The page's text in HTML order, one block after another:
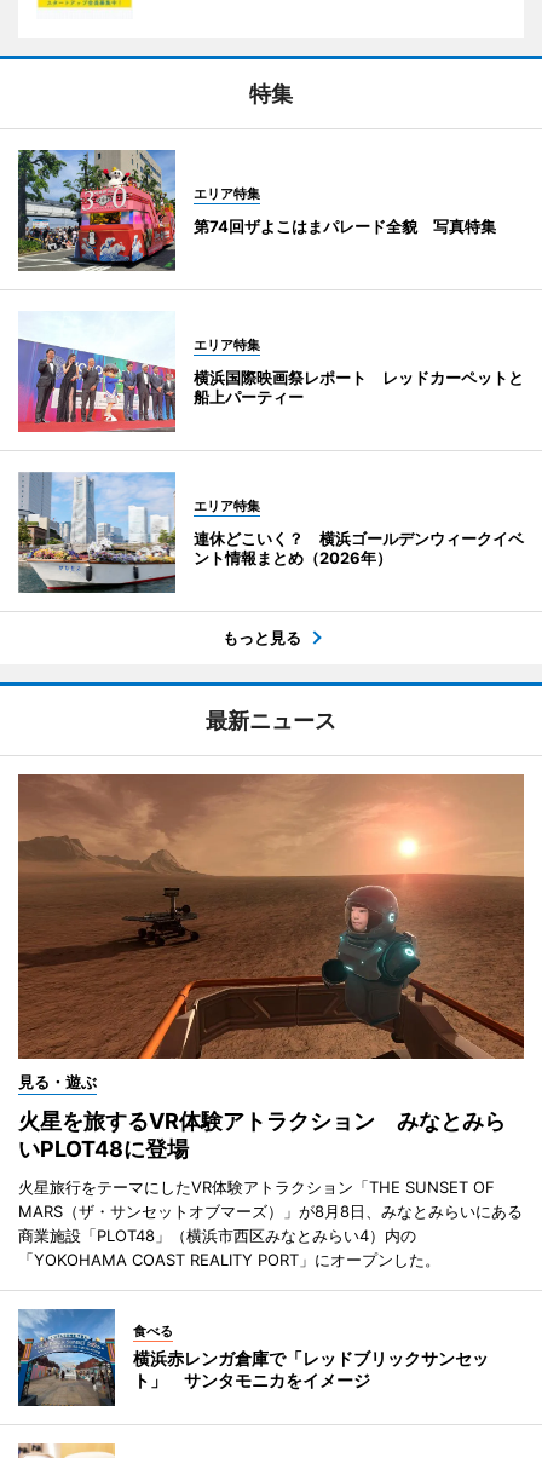
特集
エリア特集
第74回ザよこはまパレード全貌 写真特集
エリア特集
横浜国際映画祭レポート レッドカーペットと
船上パーティー
エリア特集
連休どこいく？ 横浜ゴールデンウィークイベ
ント情報まとめ（2026年）
もっと見る
最新ニュース
見る・遊ぶ
火星を旅するVR体験アトラクション みなとみら
いPLOT48に登場
火星旅行をテーマにしたVR体験アトラクション「THE SUNSET OF
MARS（ザ・サンセットオブマーズ）」が8月8日、みなとみらいにある
商業施設「PLOT48」（横浜市西区みなとみらい4）内の
「YOKOHAMA COAST REALITY PORT」にオープンした。
食べる
横浜赤レンガ倉庫で「レッドブリックサンセッ
ト」 サンタモニカをイメージ